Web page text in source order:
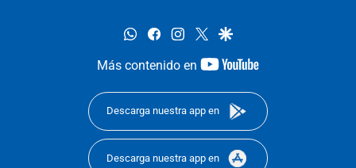
whatsappfacebookinstagram
twittergoogle
Más contenido en
youtube-
Descarga nuestra app en
Descarga nuestra app en